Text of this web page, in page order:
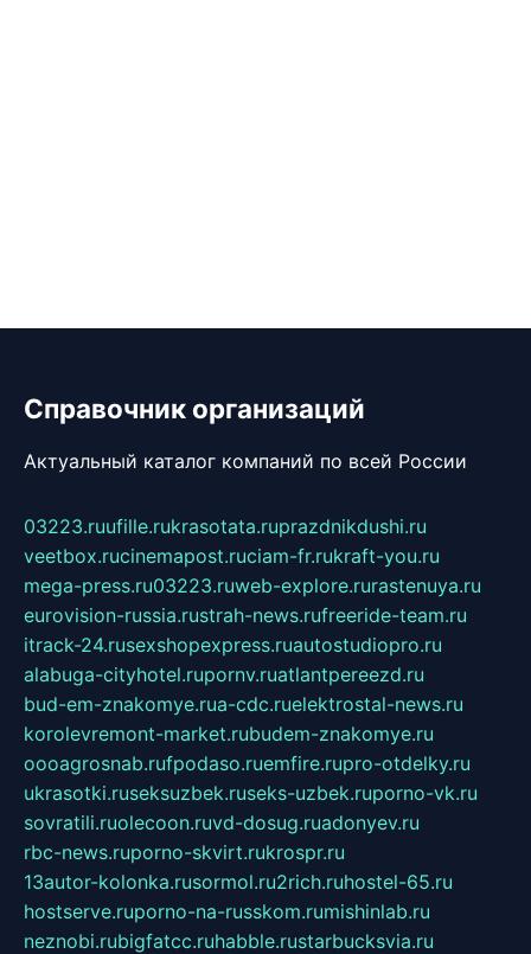
Справочник организаций
Актуальный каталог компаний по всей России
03223.ruufille.rukrasotata.ruprazdnikdushi.ru
veetbox.rucinemapost.ruciam-fr.rukraft-you.ru
mega-press.ru03223.ruweb-explore.rurastenuya.ru
eurovision-russia.rustrah-news.rufreeride-team.ru
itrack-24.rusexshopexpress.ruautostudiopro.ru
alabuga-cityhotel.rupornv.ruatlantpereezd.ru
bud-em-znakomye.rua-cdc.ruelektrostal-news.ru
korolevremont-market.rubudem-znakomye.ru
oooagrosnab.rufpodaso.ruemfire.rupro-otdelky.ru
ukrasotki.ruseksuzbek.ruseks-uzbek.ruporno-vk.ru
sovratili.ruolecoon.ruvd-dosug.ruadonyev.ru
rbc-news.ruporno-skvirt.rukrospr.ru
13autor-kolonka.rusormol.ru2rich.ruhostel-65.ru
hostserve.ruporno-na-russkom.rumishinlab.ru
neznobi.rubigfatcc.ruhabble.rustarbucksvia.ru